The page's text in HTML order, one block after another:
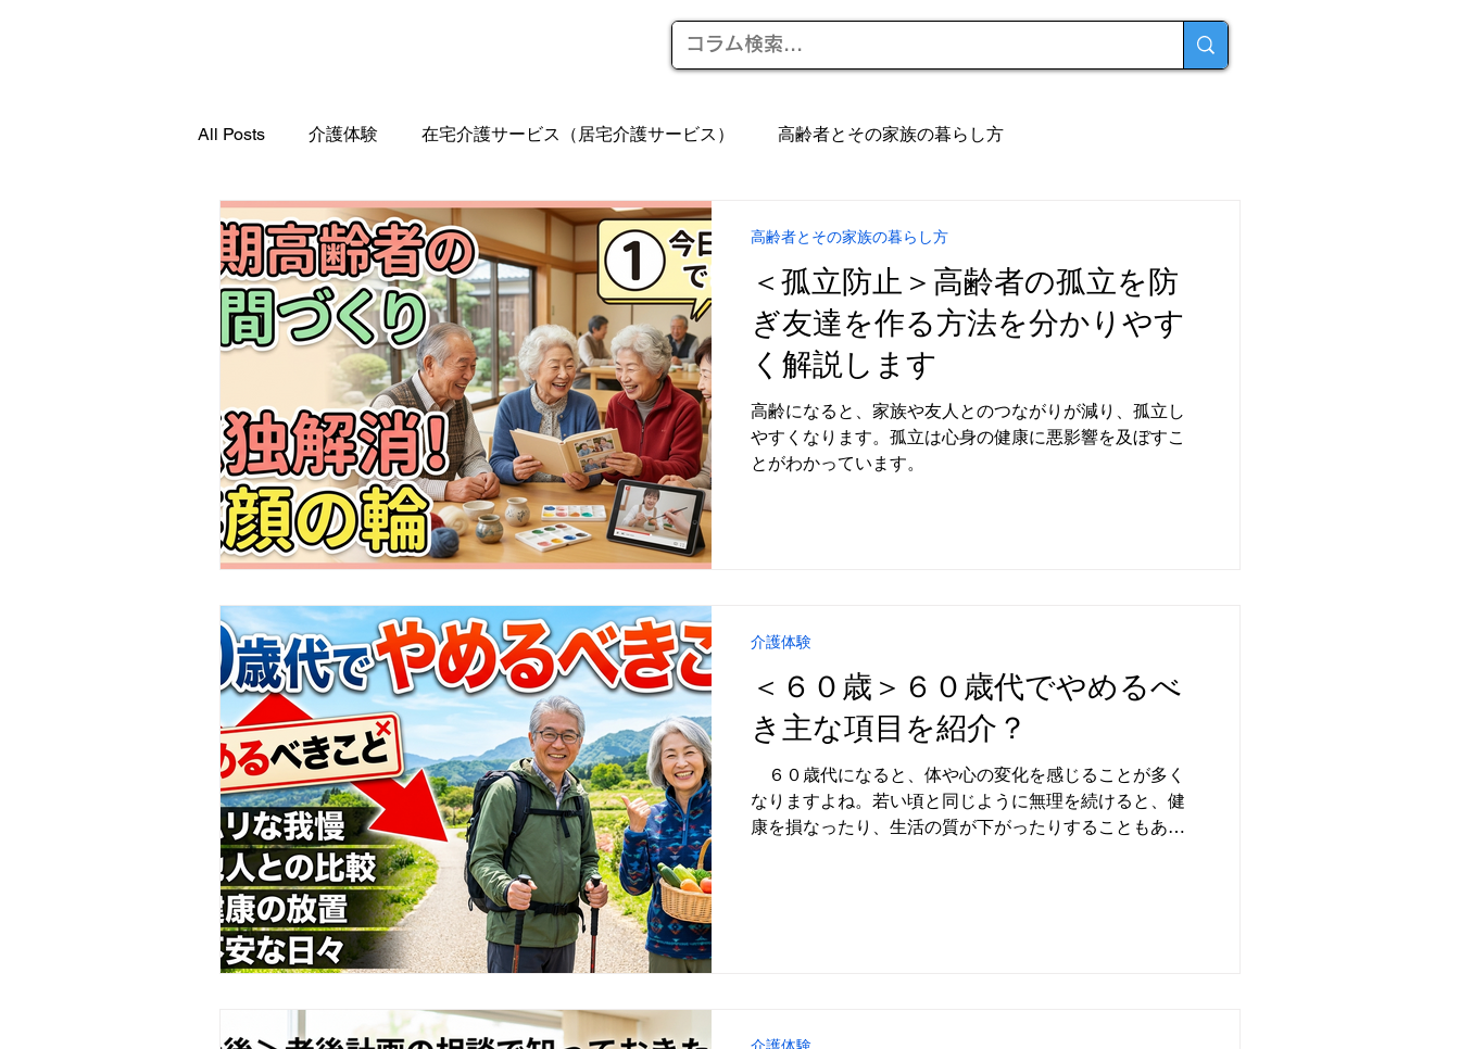
All Posts 介護体験 在宅介護サービス（居宅介護サービス） 高齢者とその家族の暮らし方
高齢者向け住まい選択 在宅環境改善（バリアフリー化）
在宅介護 職場環境 超高齢化社会状況 高齢者とその家族の暮らし方 介護保険 介護リフォーム
在宅介護サービス（居宅介護サービス） 職場環境 超高齢化社会
高齢者住宅 認知症 高齢者 介護事業 後期高齢者
＜孤立防止＞高齢者の孤立を防
ぎ友達を作る方法を分かりやす
く解説します
高齢になると、家族や友人とのつながりが減り、孤立し
やすくなります。孤立は心身の健康に悪影響を及ぼすこ
とがわかっています。
高齢者とその家族の暮らし方
＜６０歳＞６０歳代でやめるべ
き主な項目を紹介？
６０歳代になると、体や心の変化を感じることが多く
なりますよね。若い頃と同じように無理を続けると、健
康を損なったり、生活の質が下がったりすることもあり
介護体験